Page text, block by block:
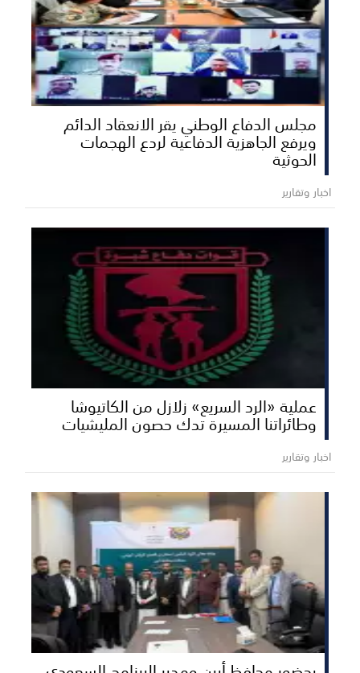
مجلس الدفاع الوطني يقر الانعقاد الدائم
ويرفع الجاهزية الدفاعية لردع الهجمات
الحوثية
اخبار وتقارير
عملية «الرد السريع» زلازل من الكاتيوشا
وطائراتنا المسيرة تدك حصون المليشيات
اخبار وتقارير